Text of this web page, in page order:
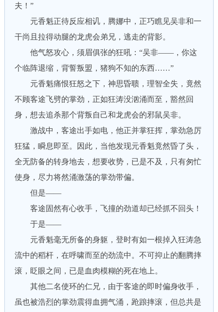
夫！”
元香魁正待反应相讥，腾娜中，正巧瞧见吴非和一
干尚且拉得动腿的龙虎会弟兄，逃走的背影。
他气怒攻心，须眉俱张的狂吼：“吴非——，你这
个临阵退缩，背誓叛盟，猪狗不知的东西……”
元香魁痛恨狂怒之下，神思昏聩，理智全失，竟然
不顾客途飞劈的掌劲，正如狂涛没汹涌而至，豁然回
身，想去追杀那个背叛自己和龙虎会的邪鼠吴非。
激战中，客途出手如电，他正并掌狂挥，掌劲急厉
狂猛，瞬息即至。因此，当他发现元香魁竟然昏了头，
全无防备的转身地去，想要收势，已是不及，只有匆忙
使身，尽力将然涌激荡的掌劲带偏。
但是——
客途固然有心收手，飞撞的劲道却已经抓不回头！
于是——
元香魁毫无所备的身躯，登时有如一根掉入狂涛急
流中的稻杆，在呼啸而至的劲流中。不可抑止的翻腾摔
滚，眨眼之间，已是血肉模糊的死在地上。
其他二名使环的仁兄，由于客途的即时偏身收手，
虽也被浩烈的掌劲震得血拥气涌，跄踉摔滚，但总共是